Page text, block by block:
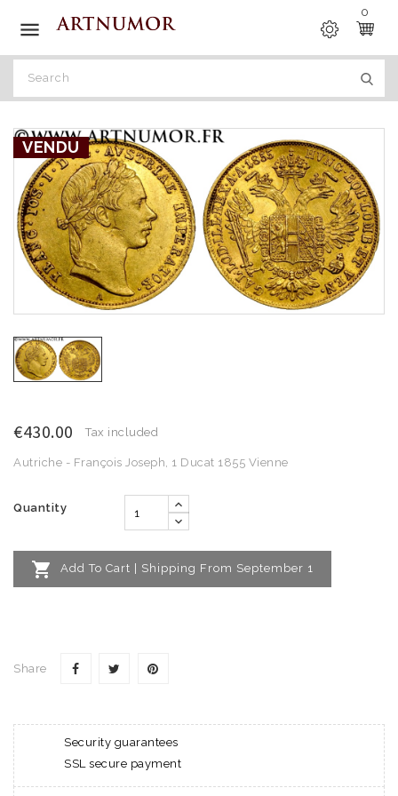

0
VENDU
€430.00 Tax included
Autriche - François Joseph, 1 Ducat 1855 Vienne
Quantity
 Add To Cart | Shipping From September 1
Share
Security guarantees
SSL secure payment